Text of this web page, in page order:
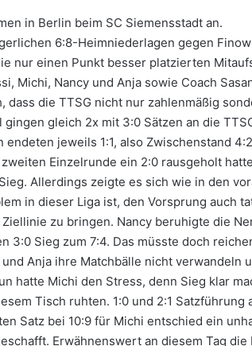
in Berlin beim SC Siemensstadt an.
6:8-Heimniederlagen gegen
nur einen Punkt besser platzierten
Michi, Nancy und Anja sowie Coach
die TTSG nicht nur zahlenmäßig
gleich 2x mit 3:0 Sätzen an die
jeweils 1:1, also Zwischenstand
Einzelrunde ein 2:0 rausgeholt
Allerdings zeigte es sich wie in den
in dieser Liga ist, den Vorsprung auch
zu bringen. Nancy beruhigte die
3:0 Sieg zum 7:4. Das müsste doch
Anja ihre Matchbälle nicht verwandeln
hatte Michi den Stress, denn Sieg klar
Tisch ruhten. 1:0 und 2:1 Satzführung
Satz bei 10:9 für Michi entschied ein
Erwähnenswert an diesem Tag